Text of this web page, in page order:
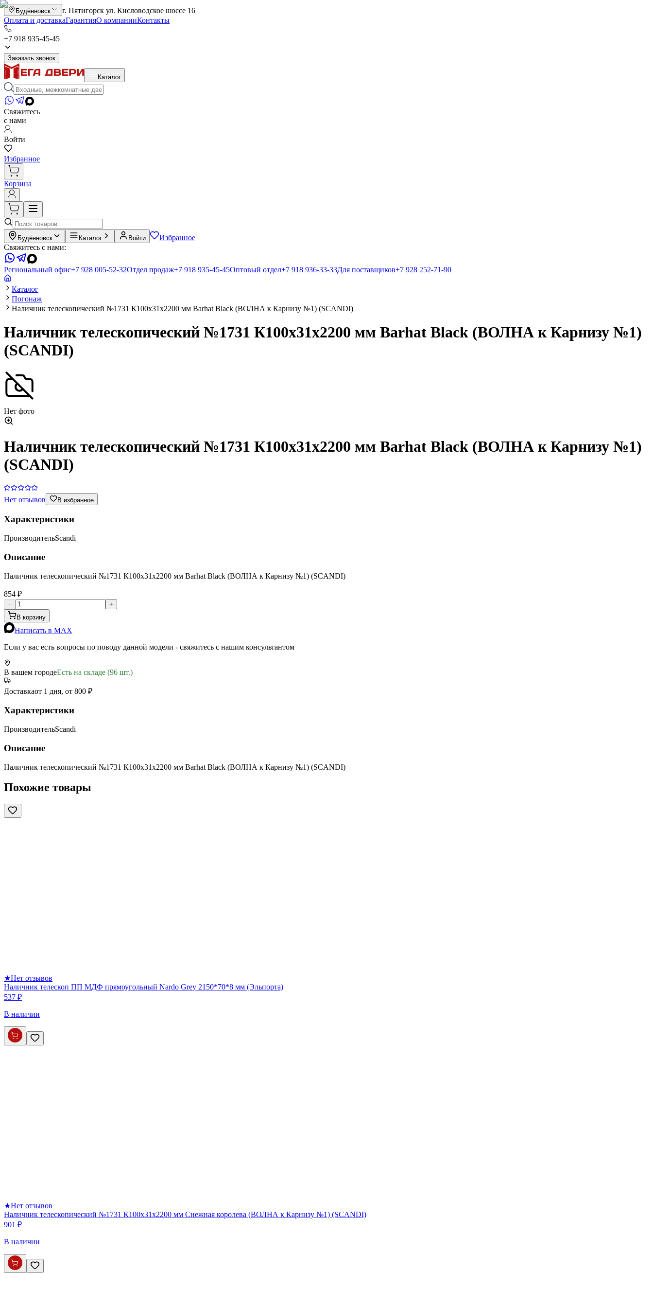
Будённовск
г. Пятигорск ул. Кисловодское шоссе 16
Оплата и доставкаГарантияО компанииКонтакты
+7 918 935-45-45
Заказать звонок
Каталог
Свяжитесь
с нами
Войти
Избранное
Корзина
Будённовск Каталог Войти
Избранное
Свяжитесь с нами:
Региональный офис+7 928 005-52-32Отдел продаж+7 918 935-45-45Оптовый отдел+7 918 936-33-33Для поставщиков+7 928 252-71-90
Каталог
Погонаж
Наличник телескопический №1731 К100х31х2200 мм Barhat Black (ВОЛНА к Карнизу №1) (SCANDI)
Наличник телескопический №1731 К100х31х2200 мм Barhat Black (ВОЛНА к Карнизу №1)
(SCANDI)
Нет фото
Наличник телескопический №1731 К100х31х2200 мм Barhat Black (ВОЛНА к Карнизу №1)
(SCANDI)
Нет отзывов В избранное
Характеристики
ПроизводительScandi
Описание
Наличник телескопический №1731 К100х31х2200 мм Barhat Black (ВОЛНА к Карнизу №1) (SCANDI)
854 ₽
−
+
В корзину
Написать в MAX
Если у вас есть вопросы по поводу данной модели - свяжитесь с нашим консультантом
В вашем городеЕсть на складе (96 шт.)
Доставкаот 1 дня, от 800 ₽
Характеристики
ПроизводительScandi
Описание
Наличник телескопический №1731 К100х31х2200 мм Barhat Black (ВОЛНА к Карнизу №1) (SCANDI)
Похожие товары
★Нет отзывов
Наличник телескоп ПП МДФ прямоугольный Nardo Grey 2150*70*8 мм (Эльпорта)
537 ₽
В наличии
★Нет отзывов
Наличник телескопический №1731 К100х31х2200 мм Снежная королева (ВОЛНА к Карнизу №1) (SCANDI)
901 ₽
В наличии